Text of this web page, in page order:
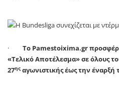
· Το Pamestoixima.gr
«Τελικό Αποτέλεσμα» σε όλους
27ης αγωνιστικής έως την έναρξή